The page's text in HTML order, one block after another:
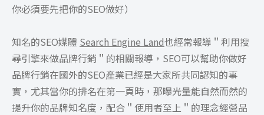
你必須要先把你的SEO做好）
知名的SEO媒體 Search Engine Land也經常報導＂利用搜
尋引擎來做品牌行銷＂的相關報導，SEO可以幫助你做好
品牌行銷在國外的SEO產業已經是大家所共同認知的事
實，尤其當你的排名在第一頁時，那曝光量能自然而然的
提升你的品牌知名度，配合＂使用者至上＂的理念經營品